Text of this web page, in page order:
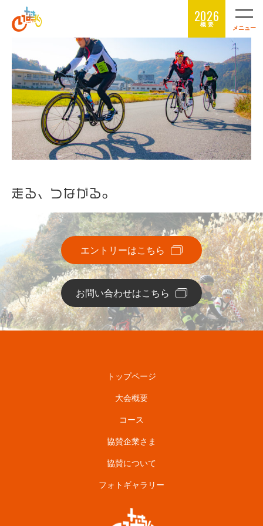
2026
概 要
メニュー
走る、つながる。
エントリーはこちら
お問い合わせはこちら
トップページ
大会概要
コース
協賛企業さま
協賛について
フォトギャラリー